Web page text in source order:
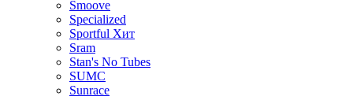
Smoove
Specialized
Sportful Хит
Sram
Stan's No Tubes
SUMC
Sunrace